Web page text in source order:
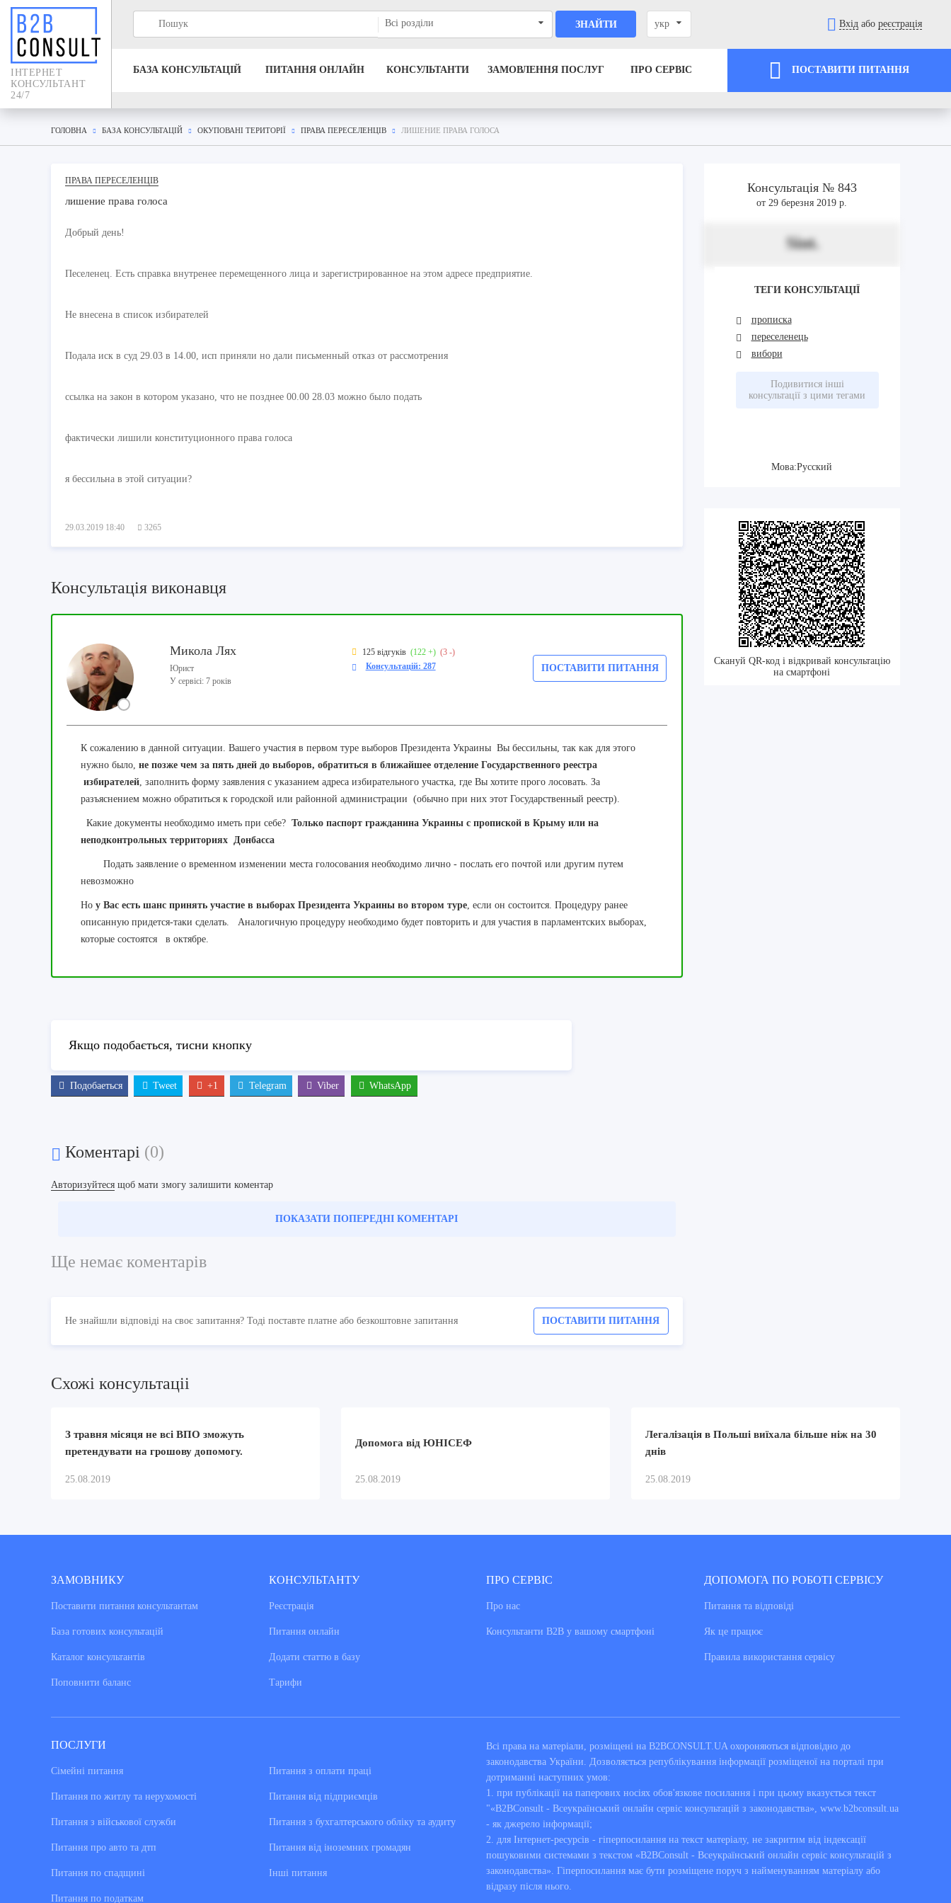
IНТЕРНЕТ
КОНСУЛЬТАНТ
24/7
Всі розділи ЗНАЙТИ укр Вхід або реєстрація
БАЗА КОНСУЛЬТАЦIЙ ПИТАННЯ ОНЛАЙН КОНСУЛЬТАНТИ ЗАМОВЛЕННЯ ПОСЛУГ ПРО СЕРВІС ПОСТАВИТИ ПИТАННЯ
ГОЛОВНА БАЗА КОНСУЛЬТАЦIЙ ОКУПОВАНІ ТЕРИТОРІЇ ПРАВА ПЕРЕСЕЛЕНЦІВ ЛИШЕНИЕ ПРАВА ГОЛОСА
ПРАВА ПЕРЕСЕЛЕНЦІВ
лишение права голоса
Добрый день!
Песеленец. Есть справка внутренее перемещенного лица и зарегистрированное на этом адресе предприятие.
Не внесена в список избирателей
Подала иск в суд 29.03 в 14.00, исп приняли но дали письменный отказ от рассмотрения
ссылка на закон в котором указано, что не позднее 00.00 28.03 можно было подать
фактически лишили конституционного права голоса
я бессильна в этой ситуации?
29.03.2019 18:40 3265
Консультація виконавця
Микола Лях
Юрист
У сервісі: 7 років
125 відгуків (122 +) (3 -)
Консультацій: 287
ПОСТАВИТИ ПИТАННЯ
К сожалению в данной ситуации. Вашего участия в первом туре выборов Президента Украины Вы бессильны, так как для этого
нужно было, не позже чем за пять дней до выборов, обратиться в ближайшее отделение Государственного реестра
избирателей, заполнить форму заявления с указанием адреса избирательного участка, где Вы хотите прого лосовать. За
разъяснением можно обратиться к городской или районной администрации (обычно при них этот Государственный реестр).
Какие документы необходимо иметь при себе? Только паспорт гражданина Украины с пропиской в Крыму или на
неподконтрольных территориях Донбасса
Подать заявление о временном изменении места голосования необходимо лично - послать его почтой или другим путем
невозможно
Но у Вас есть шанс принять участие в выборах Президента Украины во втором туре, если он состоится. Процедуру ранее
описанную придется-таки сделать. Аналогичную процедуру необходимо будет повторить и для участия в парламентских выборах,
которые состоятся в октябре.
Якщо подобається, тисни кнопку
Подобаеться Tweet +1 Telegram Viber WhatsApp
Коментарі (0)
Авторизуйтеся щоб мати змогу залишити коментар
ПОКАЗАТИ ПОПЕРЕДНІ КОМЕНТАРІ
Ще немає коментарів
Не знайшли відповіді на своє запитання? Тоді поставте платне або безкоштовне запитання ПОСТАВИТИ ПИТАННЯ
Консультація № 843
от 29 березня 2019 р.
Sint.
ТЕГИ КОНСУЛЬТАЦІЇ
прописка
переселенець
вибори
Подивитися інші
консультації з цими тегами
Мова:Русский
Скануй QR-код і відкривай консультацію
на смартфоні
Схожi консультацii
З травня місяця не всі ВПО зможуть
претендувати на грошову допомогу.
25.08.2019
Допомога від ЮНІСЕФ
25.08.2019
Легалізація в Польші виїхала більше ніж на 30
днів
25.08.2019
ЗАМОВНИКУ
Поставити питання консультантам
База готових консультацiй
Каталог консультантiв
Поповнити баланс
КОНСУЛЬТАНТУ
Реєстрація
Питання онлайн
Додати статтю в базу
Тарифи
ПРО СЕРВІС
Про нас
Консультанти В2В у вашому смартфоні
ДОПОМОГА ПО РОБОТІ СЕРВІСУ
Питання та вiдповiдi
Як це працює
Правила використання сервiсу
ПОСЛУГИ
Сімейні питання
Питання по житлу та нерухомості
Питання з військової служби
Питання про авто та дтп
Питання по спадщині
Питання по податкам
Питання з оплати праці
Питання від підприємців
Питання з бухгалтерського обліку та аудиту
Питання від іноземних громадян
Інші питання
Всі права на матеріали, розміщені на B2BCONSULT.UA охороняються відповідно до
законодавства України. Дозволяється републікування інформації розміщеної на порталі при
дотриманні наступних умов:
1. при публікації на паперових носіях обов'язкове посилання і при цьому вказується текст
"«B2BConsult - Всеукраїнський онлайн сервіс консультацій з законодавства», www.b2bconsult.ua
- як джерело інформації;
2. для Інтернет-ресурсів - гіперпосилання на текст матеріалу, не закритим від індексації
пошуковими системами з текстом «B2BConsult - Всеукраїнський онлайн сервіс консультацій з
законодавства». Гіперпосилання має бути розміщене поруч з найменуванням матеріалу або
відразу після нього.